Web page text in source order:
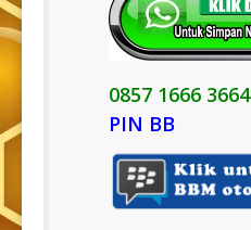
0857 1666 3664
PIN BB